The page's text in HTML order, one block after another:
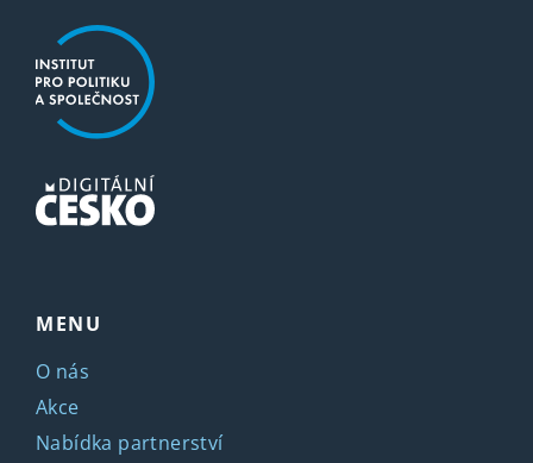
MENU
O nás
Akce
Nabídka partnerství